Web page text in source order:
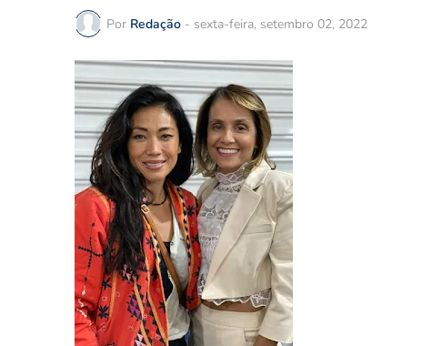
Por Redação - sexta-feira, setembro 02, 2022